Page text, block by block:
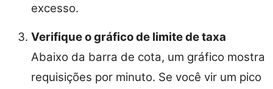
excesso.
Verifique o gráfico de limite de taxa
Abaixo da barra de cota, um gráfico mostra
requisições por minuto. Se você vir um pico